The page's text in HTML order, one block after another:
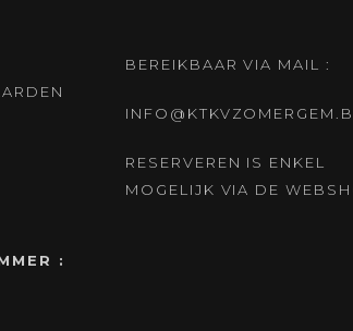
:
BEREIKBAAR VIA MAIL :
RESERVEREN IS ENKEL
MOGELIJK VIA DE